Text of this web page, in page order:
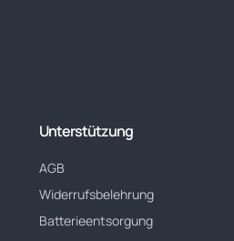
Unterstützung
AGB
Widerrufsbelehrung
Batterieentsorgung